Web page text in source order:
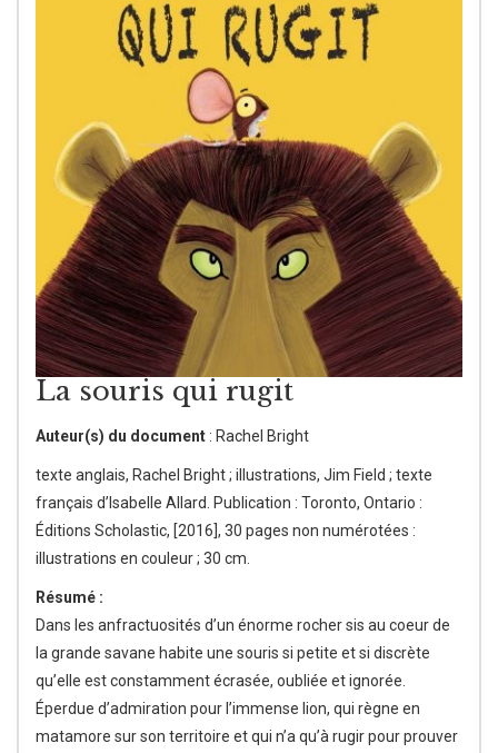
La souris qui rugit
Auteur(s) du document : Rachel Bright
texte anglais, Rachel Bright ; illustrations, Jim Field ; texte
français d’Isabelle Allard. Publication : Toronto, Ontario :
Éditions Scholastic, [2016], 30 pages non numérotées :
illustrations en couleur ; 30 cm.
Résumé :
Dans les anfractuosités d’un énorme rocher sis au coeur de
la grande savane habite une souris si petite et si discrète
qu’elle est constamment écrasée, oubliée et ignorée.
Éperdue d’admiration pour l’immense lion, qui règne en
matamore sur son territoire et qui n’a qu’à rugir pour prouver